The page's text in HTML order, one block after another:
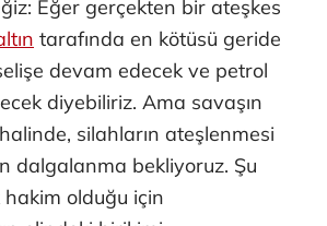
Eğer gerçekten bir ateşkes
tarafında en kötüsü geride
devam edecek ve petrol
diyebiliriz. Ama savaşın
silahların ateşlenmesi
dalgalanma bekliyoruz. Şu
olduğu için